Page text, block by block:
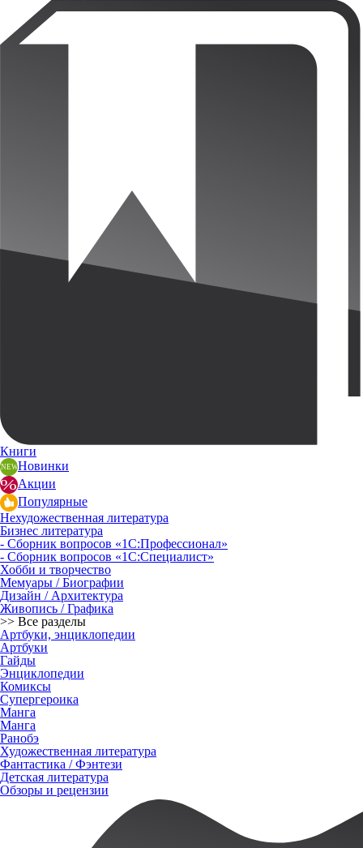
Книги
Новинки
Акции
Популярные
Нехудожественная литература
Бизнес литература
- Сборник вопросов «1С:Профессионал»
- Сборник вопросов «1С:Специалист»
Хобби и творчество
Мемуары / Биографии
Дизайн / Архитектура
Живопись / Графика
>> Все разделы
Артбуки, энциклопедии
Артбуки
Гайды
Энциклопедии
Комиксы
Супергероика
Манга
Манга
Ранобэ
Художественная литература
Фантастика / Фэнтези
Детская литература
Обзоры и рецензии